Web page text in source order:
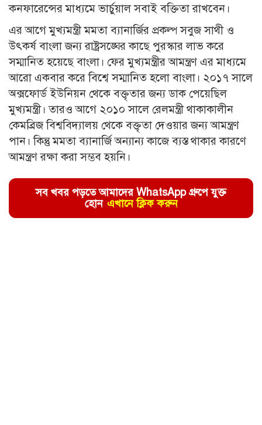
কনফারেন্সের মাধ্যমে ভার্চুয়াল সবাই বক্তিতা রাখবেন।
এর আগে মুখ্যমন্ত্রী মমতা ব্যানার্জির প্রকল্প সবুজ সাথী ও
উৎকর্ষ বাংলা জন্য রাষ্ট্রসঙ্ঘের কাছে পুরস্কার লাভ করে
সম্মানিত হয়েছে বাংলা। ফের মুখ্যমন্ত্রীর আমন্ত্রণ এর মাধ্যমে
আরো একবার করে বিশ্বে সম্মানিত হলো বাংলা। ২০১৭ সালে
অক্সফোর্ড ইউনিয়ন থেকে বক্তৃতার জন্য ডাক পেয়েছিল
মুখ্যমন্ত্রী। তারও আগে ২০১০ সালে রেলমন্ত্রী থাকাকালীন
কেমব্রিজ বিশ্ববিদ্যালয় থেকে বক্তৃতা দেওয়ার জন্য আমন্ত্রণ
পান। কিন্তু মমতা ব্যানার্জি অন্যান্য কাজে ব্যস্ত থাকার কারণে
আমন্ত্রণ রক্ষা করা সম্ভব হয়নি।
সব খবর পড়তে আমাদের WhatsApp গ্রুপে যুক্ত
হোন এখানে ক্লিক করুন